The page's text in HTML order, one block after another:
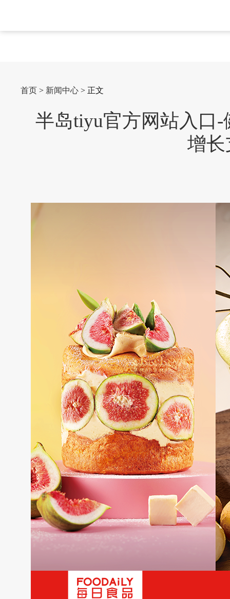
首页 > 新闻中心 > 正文
半岛tiyu官方网站入口
增长